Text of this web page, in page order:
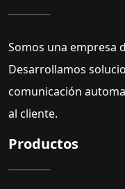
Somos una empresa
Desarrollamos
comunicación
al cliente.
Productos